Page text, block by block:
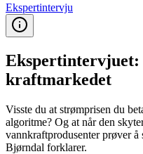
Ekspert­intervju
kraftmarkedet
Visste du at strømprisen du
algoritme? Og at når den
vannkraftprodusenter prøver å
Bjørndal forklarer.